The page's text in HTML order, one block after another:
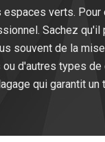
espaces verts.
Sachez
souvent de la
d'autres types
qui garantit